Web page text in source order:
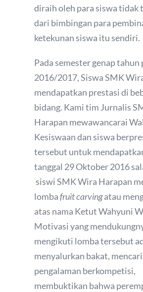
diraih oleh para siswa tidak
dari bimbingan para
ketekunan siswa itu sendiri.
Pada semester genap tahun
2016/2017, Siswa SMK
mendapatkan prestasi di
bidang. Kami tim Jurnalis
Harapan mewawancarai
Kesiswaan dan siswa
tersebut untuk
tanggal 29 Oktober 2016
siswi SMK Wira Harapan
lombafruit carvingatau
atas nama Ketut Wahyuni
Motivasi yang
mengikuti lomba tersebut
menyalurkan bakat, mencari
pengalaman berkompetisi,
membuktikan bahwa